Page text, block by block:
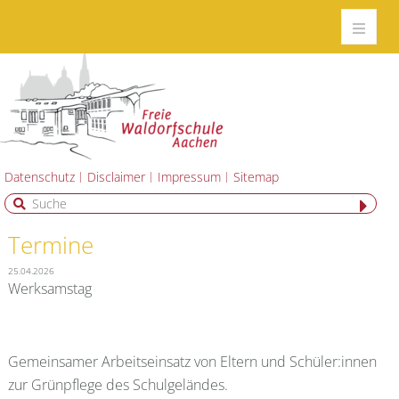
Datenschutz Disclaimer Impressum Sitemap
Termine
25.04.2026
Werksamstag
Gemeinsamer Arbeitseinsatz von Eltern und Schüler:innen
zur Grünpflege des Schulgeländes.